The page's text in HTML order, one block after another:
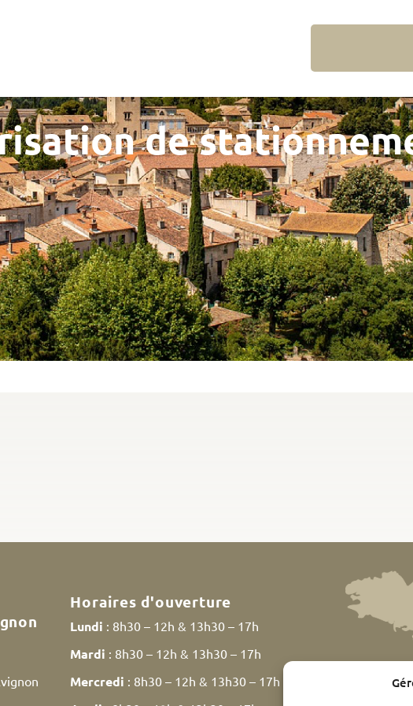
de
Horaires d'ouverture
Lundi : 8h30 – 12h & 13h30 – 17h
Mardi : 8h30 – 12h & 13h30 – 17h
Mercredi : 8h30 – 12h & 13h30 – 17h